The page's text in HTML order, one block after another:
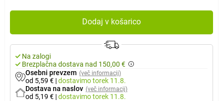
Dodaj v košarico
Na zalogi
Brezplačna dostava nad 150,00 €
Osebni prevzem (več informacij)
od 5,59 € |dostavimotorek 11.8.
Dostava na naslov (več informacij)
od 5,19 € |dostavimotorek 11.8.